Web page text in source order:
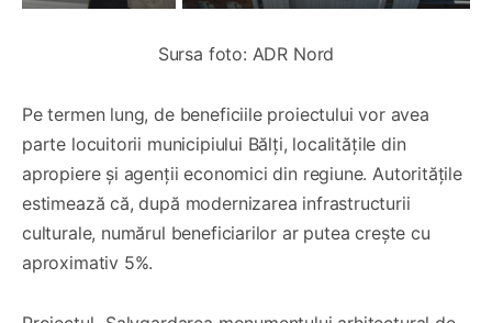
Sursa foto: ADR Nord
Pe termen lung, de beneficiile proiectului vor avea
parte locuitorii municipiului Bălți, localitățile din
apropiere și agenții economici din regiune. Autoritățile
estimează că, după modernizarea infrastructurii
culturale, numărul beneficiarilor ar putea crește cu
aproximativ 5%.